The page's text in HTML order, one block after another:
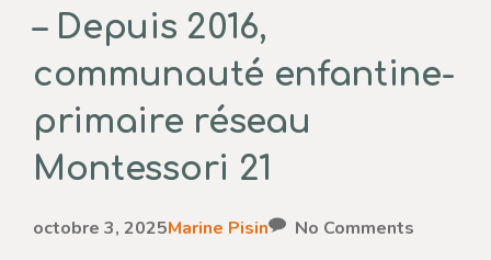
– Depuis 2016,
communauté enfantine-
primaire réseau
Montessori 21
octobre 3, 2025Marine Pisin No Comments